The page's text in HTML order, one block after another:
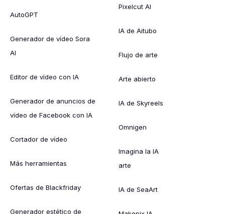
AutoGPT
Generador de vídeo Sora
AI
Editor de vídeo con IA
Generador de anuncios de
vídeo de Facebook con IA
Cortador de vídeo
Más herramientas
Ofertas de Blackfriday
Generador estético de
Pixelcut AI
IA de Aitubo
Flujo de arte
Arte abierto
IA de Skyreels
Omnigen
Imagina la IA
arte
IA de SeaArt